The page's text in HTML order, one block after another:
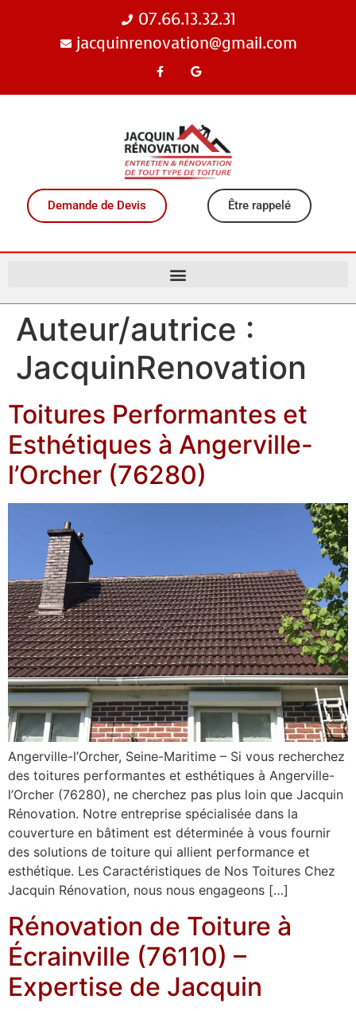
07.66.13.32.31
jacquinrenovation@gmail.com
Demande de Devis Être rappelé
Auteur/autrice :
JacquinRenovation
Toitures Performantes et
Esthétiques à Angerville-
l’Orcher (76280)
Angerville-l’Orcher, Seine-Maritime – Si vous recherchez
des toitures performantes et esthétiques à Angerville-
l’Orcher (76280), ne cherchez pas plus loin que Jacquin
Rénovation. Notre entreprise spécialisée dans la
couverture en bâtiment est déterminée à vous fournir
des solutions de toiture qui allient performance et
esthétique. Les Caractéristiques de Nos Toitures Chez
Jacquin Rénovation, nous nous engageons […]
Rénovation de Toiture à
Écrainville (76110) –
Expertise de Jacquin